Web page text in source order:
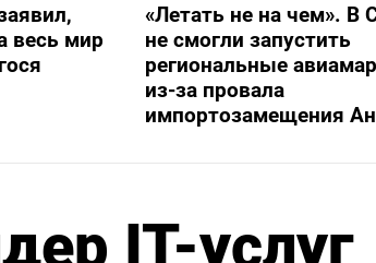
весь мир
«Летать не на чем». В
не смогли запустить
региональные
из-за провала
импортозамещения
IT-услуг